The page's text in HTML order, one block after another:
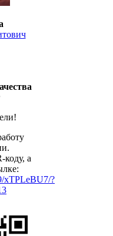
коду, а
xTPLeBU7/?